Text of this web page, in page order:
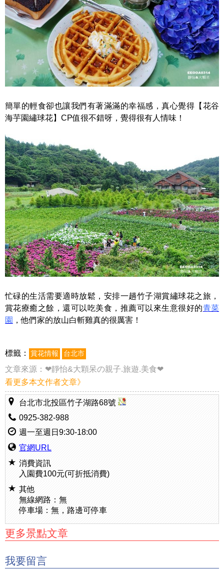
簡單的輕食卻也讓我們有著滿滿的幸福感，真心覺得【花谷
海芋園繡球花】CP值很不錯呀，覺得很有人情味！
忙碌的生活需要適時放鬆，安排一趟竹子湖賞繡球花之旅，
賞花療癒之餘，還可以吃美食，推薦可以來生意很好的青菜
園 ，他們家的放山白斬雞真的很厲害！
標籤： 賞花情報 台北市
文章來源： ❤靜怡&大顆呆の親子.旅遊.美食❤
看更多本文作者文章》
台北市北投區竹子湖路68號
0925-382-988
週一至週日9:30-18:00
官網URL
消費資訊
入園費100元(可折抵消費)
其他
無線網路：無
停車場：無，路邊可停車
更多景點文章
我要留言